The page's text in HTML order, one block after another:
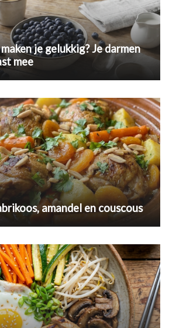
je gelukkig? Je darmen
mee
amandel en couscous